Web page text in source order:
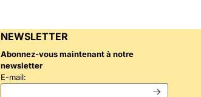
NEWSLETTER
Abonnez-vous maintenant à notre
newsletter
E-mail: